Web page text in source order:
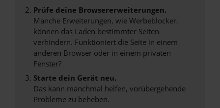
Prüfe deine Browsererweiterungen.
Manche Erweiterungen, wie Werbeblocker,
können das Laden bestimmter Seiten
verhindern. Funktioniert die Seite in einem
anderen Browser oder in einem privaten
Fenster?
Starte dein Gerät neu.
Das kann manchmal helfen, vorübergehende
Probleme zu beheben.